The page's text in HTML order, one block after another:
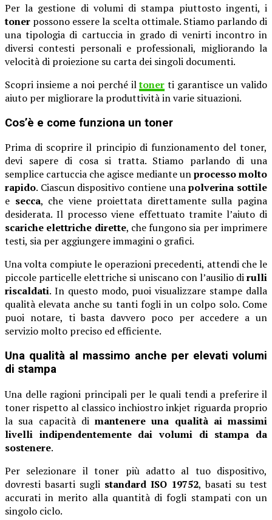
Per la gestione di volumi di stampa piuttosto ingenti, i
toner possono essere la scelta ottimale. Stiamo parlando di
una tipologia di cartuccia in grado di venirti incontro in
diversi contesti personali e professionali, migliorando la
velocità di proiezione su carta dei singoli documenti.
Scopri insieme a noi perché iltoner ti garantisce un valido
aiuto per migliorare la produttività in varie situazioni.
Cos’è e come funziona un toner
Prima di scoprire il principio di funzionamento del toner,
devi sapere di cosa si tratta. Stiamo parlando di una
semplice cartuccia che agisce mediante unprocesso molto
rapido. Ciascun dispositivo contiene unapolverina sottile
e secca, che viene proiettata direttamente sulla pagina
desiderata. Il processo viene effettuato tramite l’aiuto di
scariche elettriche dirette, che fungono sia per imprimere
testi, sia per aggiungere immagini o grafici.
Una volta compiute le operazioni precedenti, attendi che le
piccole particelle elettriche si uniscano con l’ausilio dirulli
riscaldati. In questo modo, puoi visualizzare stampe dalla
qualità elevata anche su tanti fogli in un colpo solo. Come
puoi notare, ti basta davvero poco per accedere a un
servizio molto preciso ed efficiente.
Una qualità al massimo anche per elevati volumi
di stampa
Una delle ragioni principali per le quali tendi a preferire il
toner rispetto al classico inchiostro inkjet riguarda proprio
la sua capacità dimantenere una qualità ai massimi
livelli indipendentemente dai volumi di stampa da
sostenere.
Per selezionare il toner più adatto al tuo dispositivo,
dovresti basarti sugli standard ISO 19752, basati su test
accurati in merito alla quantità di fogli stampati con un
singolo ciclo.